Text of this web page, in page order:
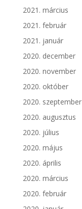
2021. március
2021. február
2021. január
2020. december
2020. november
2020. október
2020. szeptember
2020. augusztus
2020. július
2020. május
2020. április
2020. március
2020. február